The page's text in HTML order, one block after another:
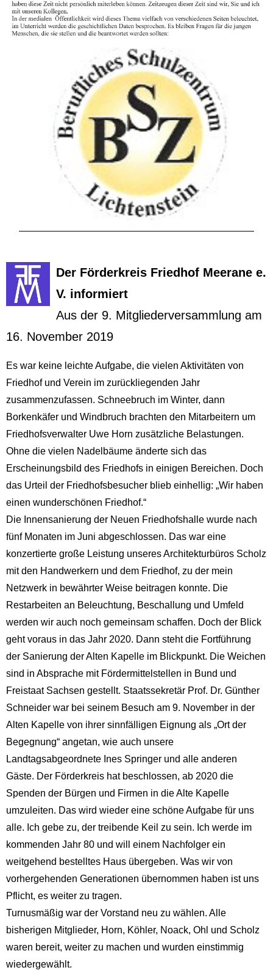
Der Förderkreis Friedhof Meerane e.
V. informiert
Aus der 9. Mitgliederversammlung am
16. November 2019
Es war keine leichte Aufgabe, die vielen Aktivitäten von
Friedhof und Verein im zurückliegenden Jahr
zusammenzufassen. Schneebruch im Winter, dann
Borkenkäfer und Windbruch brachten den Mitarbeitern um
Friedhofsverwalter Uwe Horn zusätzliche Belastungen.
Ohne die vielen Nadelbäume änderte sich das
Erscheinungsbild des Friedhofs in einigen Bereichen. Doch
das Urteil der Friedhofsbesucher blieb einhellig: „Wir haben
einen wunderschönen Friedhof.“
Die Innensanierung der Neuen Friedhofshalle wurde nach
fünf Monaten im Juni abgeschlossen. Das war eine
konzertierte große Leistung unseres Architekturbüros Scholz
mit den Handwerkern und dem Friedhof, zu der mein
Netzwerk in bewährter Weise beitragen konnte. Die
Restarbeiten an Beleuchtung, Beschallung und Umfeld
werden wir auch noch gemeinsam schaffen. Doch der Blick
geht voraus in das Jahr 2020. Dann steht die Fortführung
der Sanierung der Alten Kapelle im Blickpunkt. Die Weichen
sind in Absprache mit Fördermittelstellen in Bund und
Freistaat Sachsen gestellt. Staatssekretär Prof. Dr. Günther
Schneider war bei seinem Besuch am 9. November in der
Alten Kapelle von ihrer sinnfälligen Eignung als „Ort der
Begegnung“ angetan, wie auch unsere
Landtagsabgeordnete Ines Springer und alle anderen
Gäste. Der Förderkreis hat beschlossen, ab 2020 die
Spenden der Bürgen und Firmen in die Alte Kapelle
umzuleiten. Das wird wieder eine schöne Aufgabe für uns
alle. Ich gebe zu, der treibende Keil zu sein. Ich werde im
kommenden Jahr 80 und will einem Nachfolger ein
weitgehend bestelltes Haus übergeben. Was wir von
vorhergehenden Generationen übernommen haben ist uns
Pflicht, es weiter zu tragen.
Turnusmäßig war der Vorstand neu zu wählen. Alle
bisherigen Mitglieder, Horn, Köhler, Noack, Ohl und Scholz
waren bereit, weiter zu machen und wurden einstimmig
wiedergewählt.